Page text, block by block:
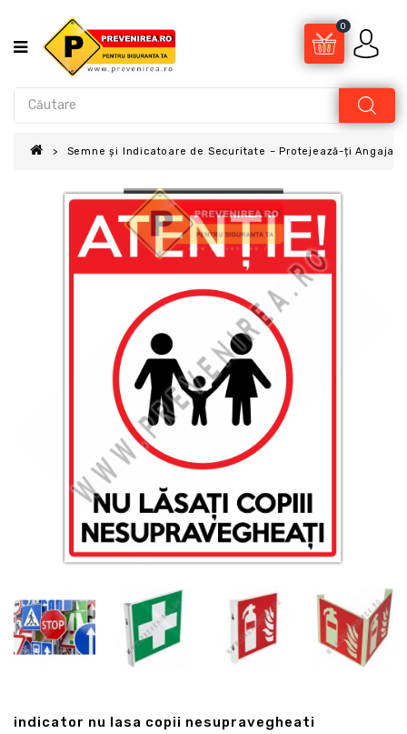
0
Semne și Indicatoare de Securitate – Protejează-ți
indicator nu lasa copii nesupravegheati